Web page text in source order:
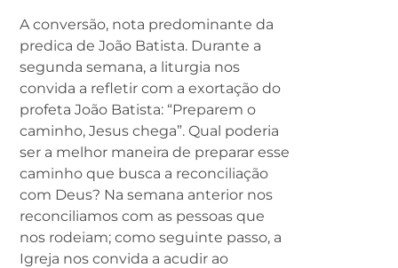
A conversão, nota predominante da
predica de João Batista. Durante a
segunda semana, a liturgia nos
convida a refletir com a exortação do
profeta João Batista: “Preparem o
caminho, Jesus chega”. Qual poderia
ser a melhor maneira de preparar esse
caminho que busca a reconciliação
com Deus? Na semana anterior nos
reconciliamos com as pessoas que
nos rodeiam; como seguinte passo, a
Igreja nos convida a acudir ao